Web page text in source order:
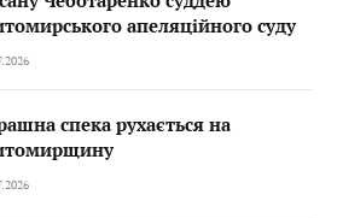
апеляційного суду
спека рухається на